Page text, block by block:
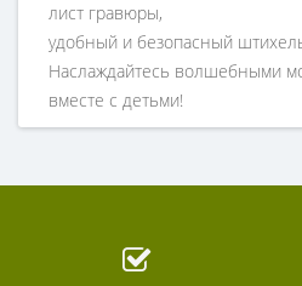
лист гравюры,
удобный и безопасный
Наслаждайтесь волшебными
вместе с детьми!